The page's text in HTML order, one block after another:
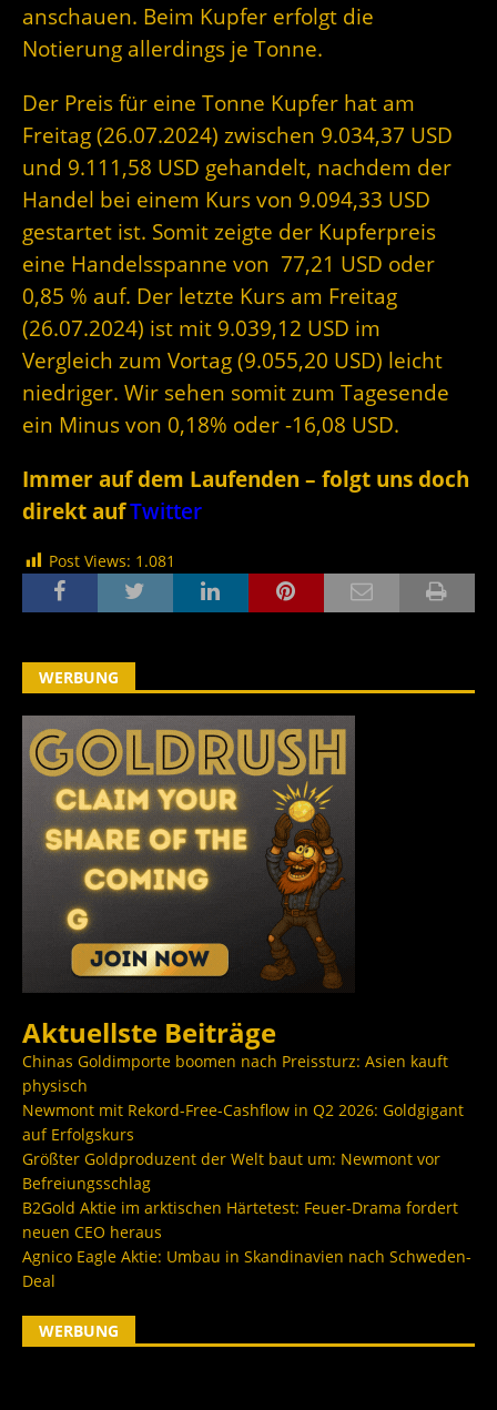
anschauen. Beim Kupfer erfolgt die
Notierung allerdings je Tonne.
Der Preis für eine Tonne Kupfer hat am
Freitag (26.07.2024) zwischen 9.034,37 USD
und 9.111,58 USD gehandelt, nachdem der
Handel bei einem Kurs von 9.094,33 USD
gestartet ist. Somit zeigte der Kupferpreis
eine Handelsspanne von 77,21 USD oder
0,85 % auf. Der letzte Kurs am Freitag
(26.07.2024) ist mit 9.039,12 USD im
Vergleich zum Vortag (9.055,20 USD) leicht
niedriger. Wir sehen somit zum Tagesende
ein Minus von 0,18% oder -16,08 USD.
Immer auf dem Laufenden – folgt uns doch
direkt aufTwitter
Post Views: 1.081
WERBUNG
Aktuellste Beiträge
Chinas Goldimporte boomen nach Preissturz: Asien kauft
physisch
Newmont mit Rekord-Free-Cashflow in Q2 2026: Goldgigant
auf Erfolgskurs
Größter Goldproduzent der Welt baut um: Newmont vor
Befreiungsschlag
B2Gold Aktie im arktischen Härtetest: Feuer-Drama fordert
neuen CEO heraus
Agnico Eagle Aktie: Umbau in Skandinavien nach Schweden-
Deal
WERBUNG